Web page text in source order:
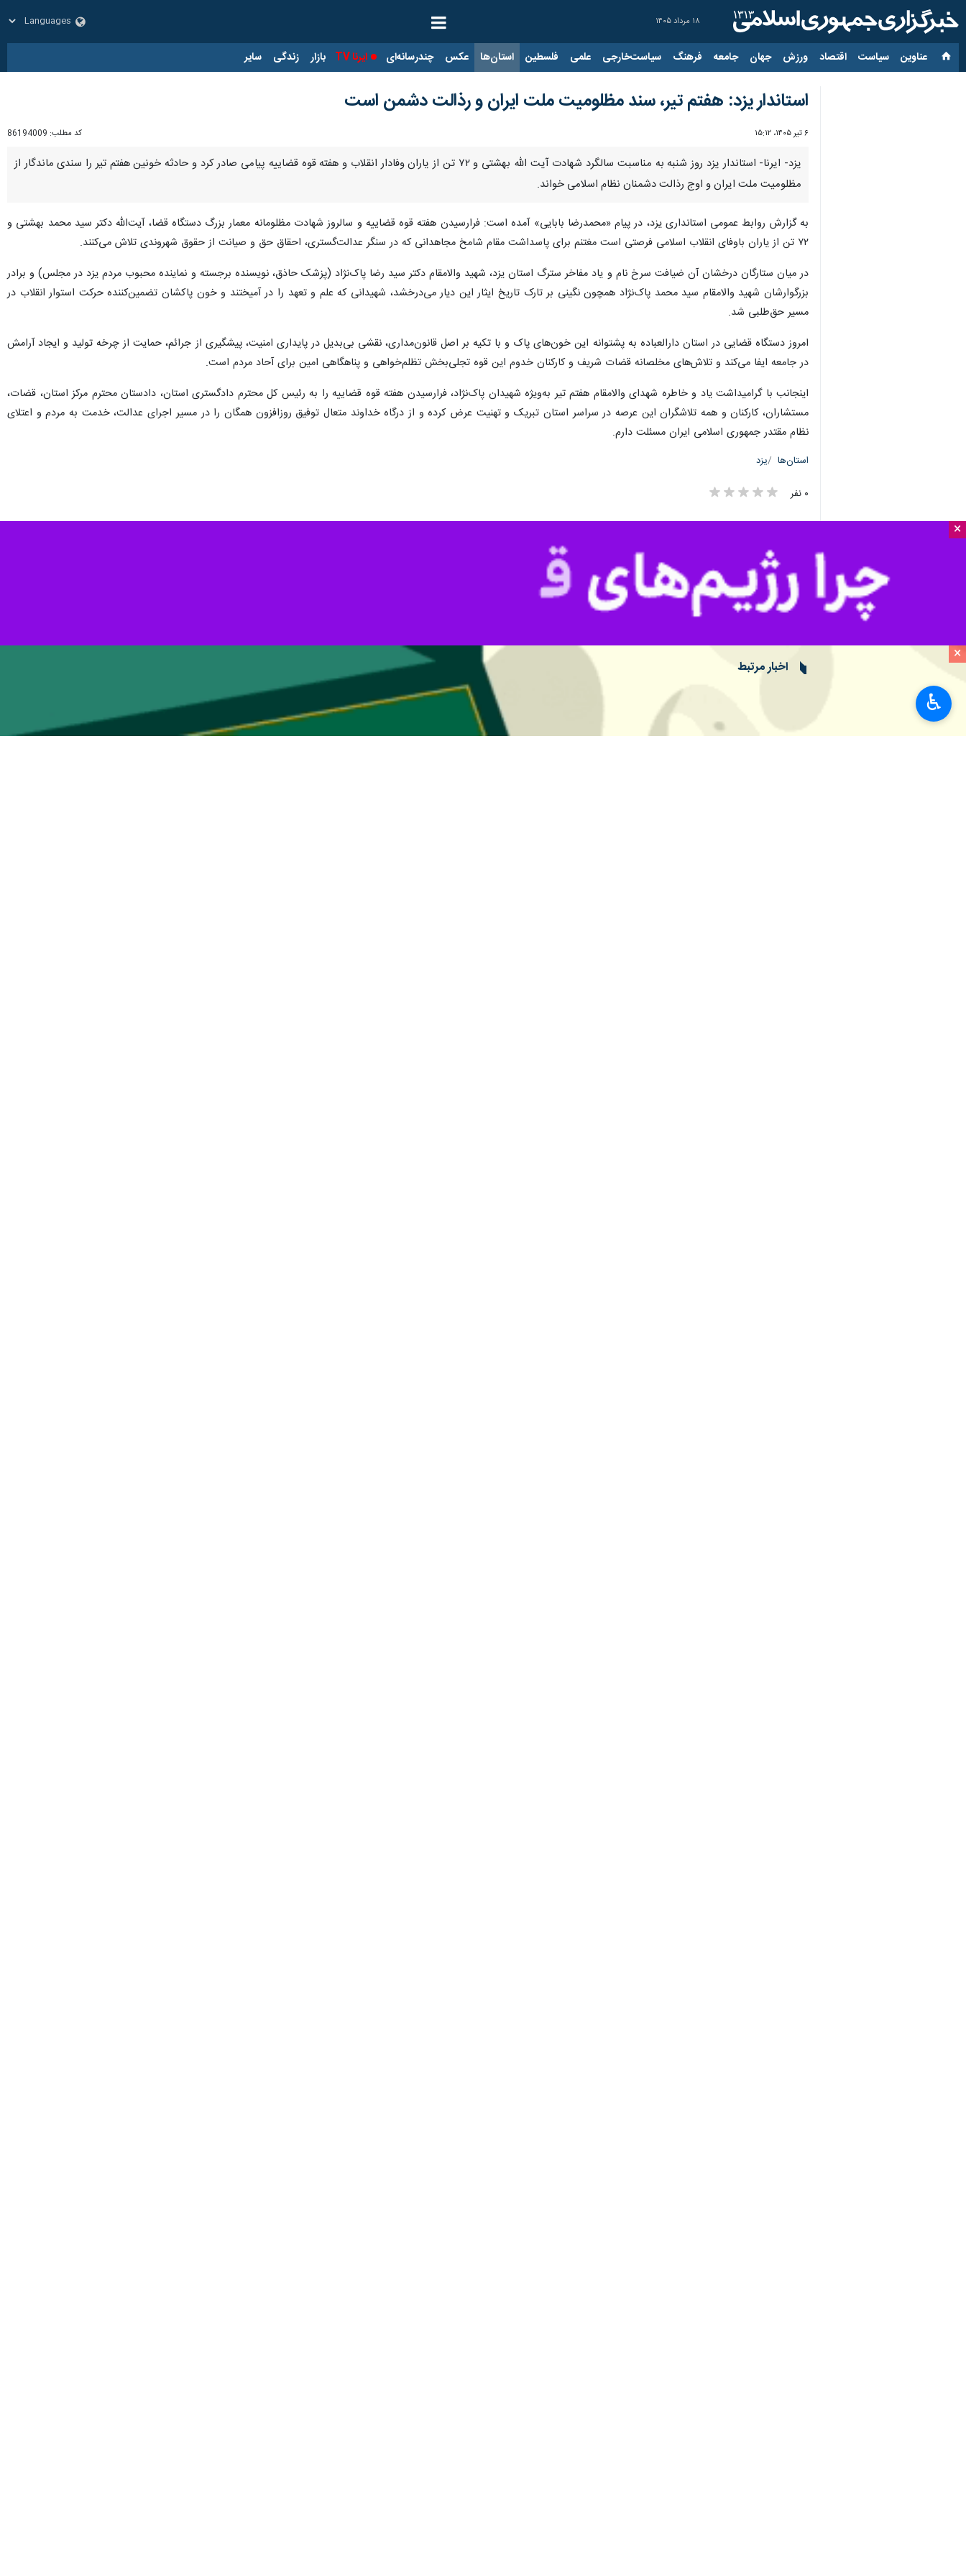
۱۸ مرداد ۱۴۰۵
عناوین‌ سیاست اقتصاد ورزش جهان جامعه فرهنگ سیاست‌خارجی علمی فلسطین استان‌ها عکس چندرسانه‌ای ایرنا TV بازار زندگی سایر
×
×
استاندار یزد: هفتم تیر، سند مظلومیت ملت ایران و رذالت دشمن است
۶ تیر ۱۴۰۵، ۱۵:۱۲ کد مطلب: 86194009
یزد- ایرنا- استاندار یزد روز شنبه به مناسبت سالگرد شهادت آیت الله بهشتی و ۷۲ تن از یاران وفادار انقلاب و هفته قوه قضاییه پیامی صادر کرد و حادثه خونین هفتم تیر را سندی ماندگار از
مظلومیت ملت ایران و اوج رذالت دشمنان نظام اسلامی خواند.
به گزارش روابط عمومی استانداری یزد، در پیام «محمدرضا بابایی» آمده است: فرارسیدن هفته قوه قضاییه و سالروز شهادت مظلومانه معمار بزرگ دستگاه قضا، آیت‌الله دکتر سید محمد بهشتی و
۷۲ تن از یاران باوفای انقلاب اسلامی فرصتی است مغتنم برای پاسداشت مقام شامخ مجاهدانی که در سنگر عدالت‌گستری، احقاق حق و صیانت از حقوق شهروندی تلاش می‌کنند.
در میان ستارگان درخشان آن ضیافت سرخ نام و یاد مفاخر سترگ استان یزد، شهید والامقام دکتر سید رضا پاک‌نژاد (پزشک حاذق، نویسنده برجسته و نماینده محبوب مردم یزد در مجلس) و برادر
بزرگوارشان شهید والامقام سید محمد پاک‌نژاد همچون نگینی بر تارک تاریخ ایثار این دیار می‌درخشد، شهیدانی که علم و تعهد را در آمیختند و خون پاکشان تضمین‌کننده حرکت استوار انقلاب در
مسیر حق‌طلبی شد.
امروز دستگاه قضایی در استان دارالعباده به پشتوانه این خون‌های پاک و با تکیه بر اصل قانون‌مداری، نقشی بی‌بدیل در پایداری امنیت، پیشگیری از جرائم، حمایت از چرخه تولید و ایجاد آرامش
در جامعه ایفا می‌کند و تلاش‌های مخلصانه قضات شریف و کارکنان خدوم این قوه تجلی‌بخش تظلم‌خواهی و پناهگاهی امین برای آحاد مردم است.
اینجانب با گرامیداشت یاد و خاطره شهدای والامقام هفتم تیر به‌ویژه شهیدان پاک‌نژاد، فرارسیدن هفته قوه قضاییه را به رئیس کل محترم دادگستری استان، دادستان محترم مرکز استان، قضات،
مستشاران، کارکنان و همه تلاشگران این عرصه در سراسر استان تبریک و تهنیت عرض کرده و از درگاه خداوند متعال توفیق روزافزون همگان را در مسیر اجرای عدالت، خدمت به مردم و اعتلای
نظام مقتدر جمهوری اسلامی ایران مسئلت دارم.
استان‌ها یزد
۰ نفر
اخبار مرتبط
استاندار یزد از تشکیل ۱۷ کمیته تخصصی برای بزرگداشت مراسم رهبر شهید در استان خبر داد
یزد- ایرنا- استاندار یزد از تشکیل ۱۷ کمیته تخصصی و ستادهای شهرستانی در راستای بزرگداشت رهبر… ♿︎